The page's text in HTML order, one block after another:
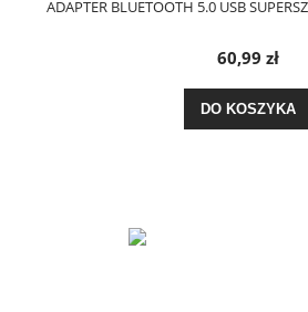
ADAPTER BLUETOOTH 5.0 USB
60,99 zł
DO KOSZYKA